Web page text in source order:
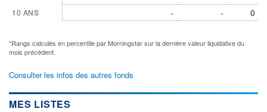
10 ANS
-
-
0
*Rangs calculés en percentile par Morningstar sur la dernière valeur liquidative du
mois précédent.
Consulter les infos des autres fonds
MES LISTES